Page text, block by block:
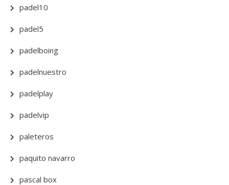
padel10
padel5
padelboing
padelnuestro
padelplay
padelvip
paleteros
paquito navarro
pascal box